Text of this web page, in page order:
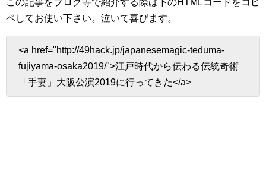
この記事をブログ等で紹介する際は下のHTMLコードをコピ
ペしてお使い下さい。 泣いて喜びます。
<a href="http://49hack.jp/japanesemagic-teduma-
fujiyama-osaka2019/">江戸時代から伝わる伝統奇術
「手妻」大阪公演2019に行ってきた</a>